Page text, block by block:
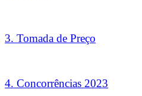
3. Tomada de Preço
4. Concorrências 2023